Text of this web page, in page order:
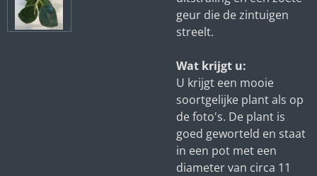
geur die de zintuigen
streelt.
Wat krijgt u:
U krijgt een mooie
soortgelijke plant als op
de foto's. De plant is
goed geworteld en staat
in een pot met een
diameter van circa 11